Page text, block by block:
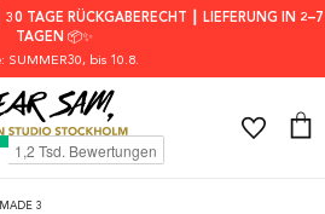
TAGE RÜCKGABERECHT ┃ LIEFERUNG IN 2–7
TAGEN 📦✨
SUMMER30, bis 10.8.
3